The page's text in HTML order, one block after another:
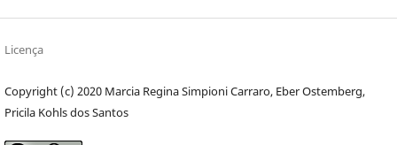
Licença
Copyright (c) 2020 Marcia Regina Simpioni Carraro, Eber Ostemberg,
Pricila Kohls dos Santos